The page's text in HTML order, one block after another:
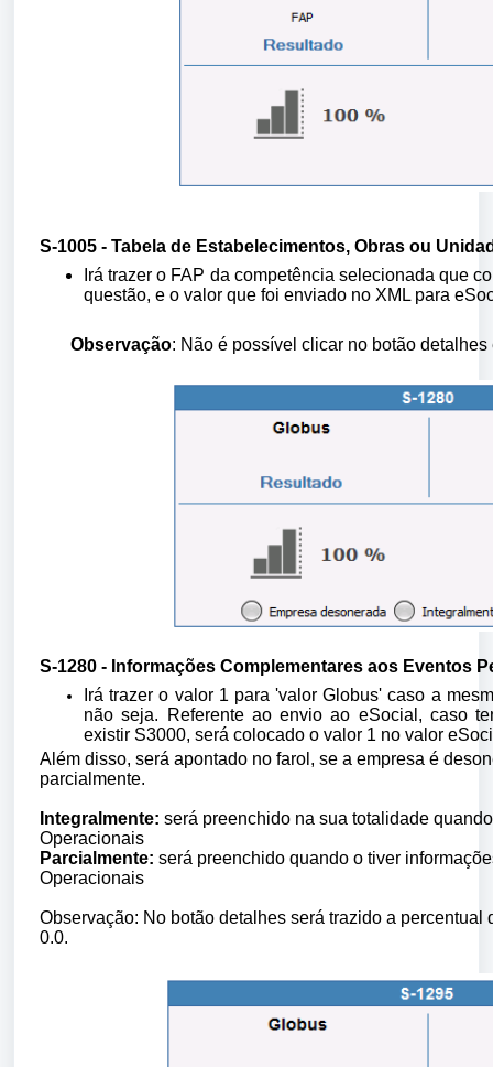
S-1005 - Tabela de Estabelecimentos, Obras ou
Irá trazer o FAP da competência selecionada que
questão, e o valor que foi enviado no XML para
Observação: Não é possível clicar no botão detalhes
S-1280 - Informações Complementares aos Eventos
Irá trazer o valor 1 para 'valor Globus' caso a
não seja. Referente ao envio ao eSocial, caso
existir S3000, será colocado o valor 1 no valor
Além disso, será apontado no farol, se a empresa é
parcialmente.
Integralmente: será preenchido na sua totalidade
Operacionais
Parcialmente: será preenchido quando o tiver
Operacionais
Observação: No botão detalhes será trazido a
0.0.